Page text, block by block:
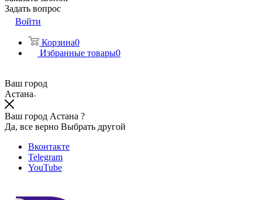
Задать вопрос
Войти
Корзина0
Избранные товары0
Ваш город
Астана
Ваш город Астана ?
Да, все верно Выбрать другой
Вконтакте
Telegram
YouTube